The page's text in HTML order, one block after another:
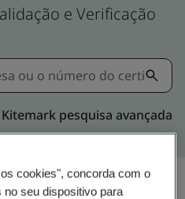
e Verificação
Kitemark pesquisa avançada
cookies", concorda com o
seu dispositivo para